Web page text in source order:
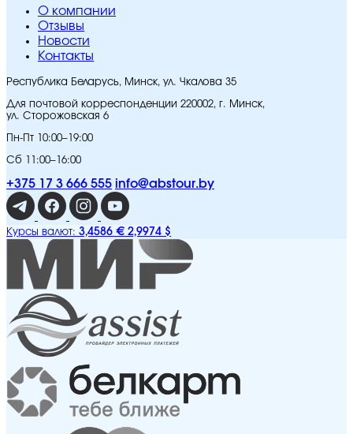
O компании
Отзывы
Новости
Контакты
Республика Беларусь, Минск, ул. Чкалова 35
Для почтовой корреспонденции 220002, г. Минск,
ул. Сторожовская 6
Пн-Пт 10:00–19:00
Сб 11:00–16:00
+375 17 3 666 555 info@abstour.by
Курсы валют: 3,4586 € 2,9974 $